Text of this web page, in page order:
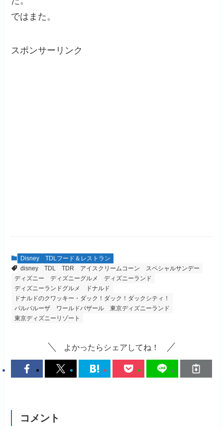
ではまた。
スポンサーリンク
Disney
TDLフード＆レストラン
disney
TDL TDR アイスクリームコーン
スペシャルサンデー
ディズニー
ディズニーグルメ
ディズニーランド
ディズニーランドグルメ
ドナルド
ドナルドのクワッキー・ダック！ダック！ダックシティ！
パルパルーザ
ワールドバザール
東京ディズニーランド
東京ディズニーリゾート
よかったらシェアしてね！
コメント